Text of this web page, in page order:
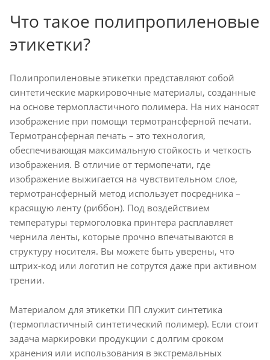
Что такое полипропиленовые
этикетки?
Полипропиленовые этикетки представляют собой
синтетические маркировочные материалы, созданные
на основе термопластичного полимера. На них наносят
изображение при помощи термотрансферной печати.
Термотрансферная печать – это технология,
обеспечивающая максимальную стойкость и четкость
изображения. В отличие от термопечати, где
изображение выжигается на чувствительном слое,
термотрансферный метод использует посредника –
красящую ленту (риббон). Под воздействием
температуры термоголовка принтера расплавляет
чернила ленты, которые прочно впечатываются в
структуру носителя. Вы можете быть уверены, что
штрих-код или логотип не сотрутся даже при активном
трении.
Материалом для этикетки ПП служит синтетика
(термопластичный синтетический полимер). Если стоит
задача маркировки продукции с долгим сроком
хранения или использования в экстремальных